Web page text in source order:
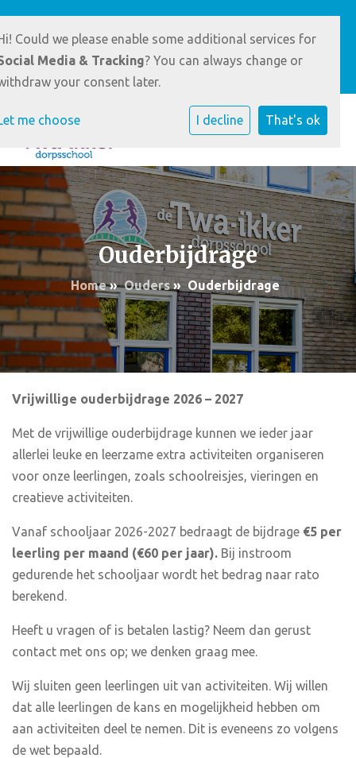
9284 TJ Augustinusga
E-mailadres
Ouderbijdrage
Home» Ouders» Ouderbijdrage
Vrijwillige ouderbijdrage 2026 – 2027
Met de vrijwillige ouderbijdrage kunnen we ieder jaar
allerlei leuke en leerzame extra activiteiten organiseren
voor onze leerlingen, zoals schoolreisjes, vieringen en
creatieve activiteiten.
Vanaf schooljaar 2026-2027 bedraagt de bijdrage €5 per
leerling per maand (€60 per jaar). Bij instroom
gedurende het schooljaar wordt het bedrag naar rato
berekend.
Heeft u vragen of is betalen lastig? Neem dan gerust
contact met ons op; we denken graag mee.
Wij sluiten geen leerlingen uit van activiteiten. Wij willen
dat alle leerlingen de kans en mogelijkheid hebben om
aan activiteiten deel te nemen. Dit is eveneens zo volgens
de wet bepaald.
Could we please enable some additional services for
Media & Tracking? You can always change or
your consent later.
me choose I decline That's ok